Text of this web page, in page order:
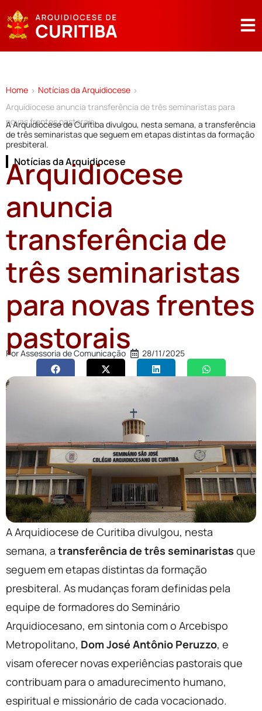
Home > Notícias da Arquidiocese >
Arquidiocese anuncia transferência de três seminaristas para
novas frentes pastorais
A Arquidiocese de Curitiba divulgou, nesta semana, a transferência
de três seminaristas que seguem em etapas distintas da formação
presbiteral.
Notícias da Arquidiocese
Arquidiocese
anuncia
transferência de
três seminaristas
para novas frentes
pastorais
PorAssessoria de Comunicação 28/11/2025
A Arquidiocese de Curitiba divulgou, nesta
semana, a transferência de três seminaristas que
seguem em etapas distintas da formação
presbiteral. As mudanças foram definidas pela
equipe de formadores do Seminário
Arquidiocesano, em sintonia com o Arcebispo
Metropolitano, Dom José Antônio Peruzzo, e
visam oferecer novas experiências pastorais que
contribuam para o amadurecimento humano,
espiritual e missionário de cada vocacionado.